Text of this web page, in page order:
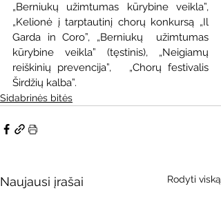
„Berniukų užimtumas kūrybine veikla”,
„Kelionė į tarptautinį chorų konkursą „Il
Garda in Coro”, „Berniukų  užimtumas
kūrybine veikla” (tęstinis), „Neigiamų
reiškinių prevencija”,   „Chorų festivalis
Širdžių kalba”.
Sidabrinės bitės
Naujausi įrašai Rodyti viską